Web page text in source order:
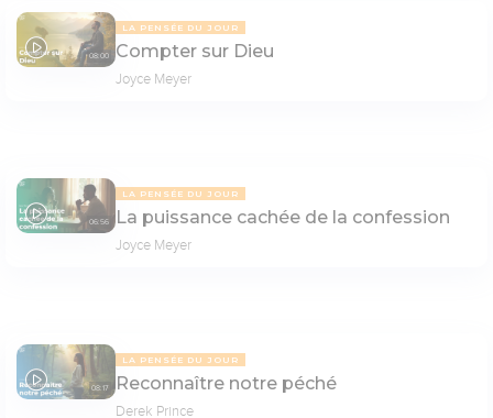
08:00
LA PENSÉE DU JOUR
Compter sur Dieu
Joyce Meyer
06:56
LA PENSÉE DU JOUR
La puissance cachée de la confession
Joyce Meyer
08:17
LA PENSÉE DU JOUR
Reconnaître notre péché
Derek Prince